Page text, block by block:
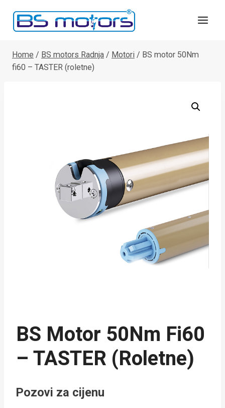
Home / BS motors Radnja / Motori / BS motor 50Nm
fi60 – TASTER (roletne)
BS Motor 50Nm Fi60
– TASTER (roletne)
Pozovi za cijenu